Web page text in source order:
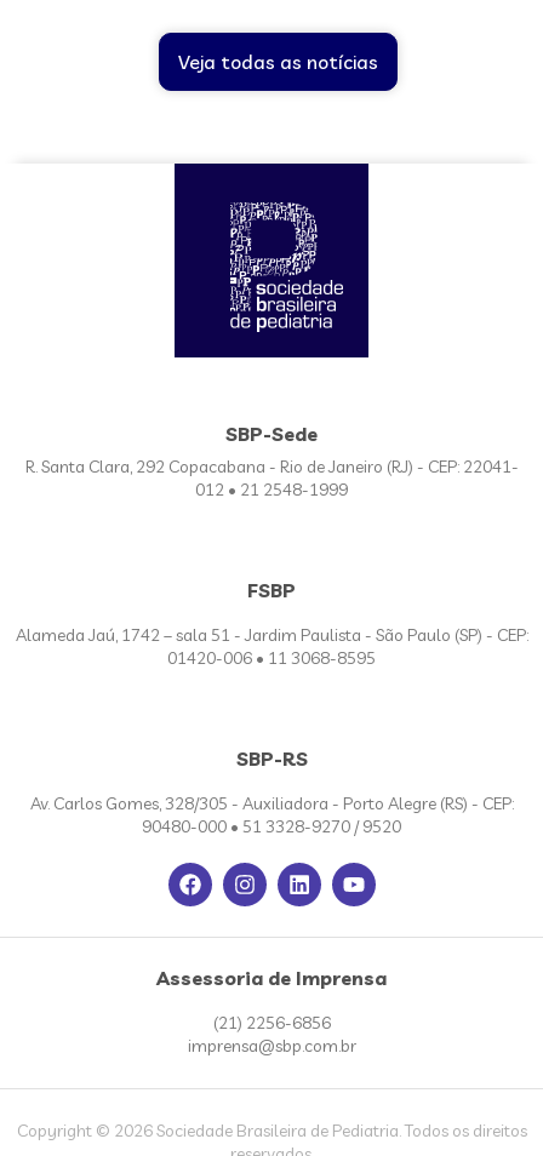
Veja todas as notícias
SBP-Sede
R. Santa Clara, 292 Copacabana - Rio de Janeiro (RJ) - CEP: 22041-
012 • 21 2548-1999
FSBP
Alameda Jaú, 1742 – sala 51 - Jardim Paulista - São Paulo (SP) - CEP:
01420-006 • 11 3068-8595
SBP-RS
Av. Carlos Gomes, 328/305 - Auxiliadora - Porto Alegre (RS) - CEP:
90480-000 • 51 3328-9270 / 9520
Assessoria de Imprensa
(21) 2256-6856
imprensa@sbp.com.br
Copyright © 2026 Sociedade Brasileira de Pediatria. Todos os direitos